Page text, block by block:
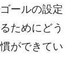
ールの設定
ためにどう
ができてい